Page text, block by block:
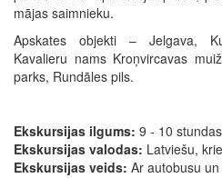
mājas saimnieku.
Apskates objekti – Jelgava,
Kavalieru nams Kroņvircavas
parks, Rundāles pils.
Ekskursijas ilgums: 9 - 10 stundas
Ekskursijas valodas: Latviešu,
Ekskursijas veids: Ar autobusu